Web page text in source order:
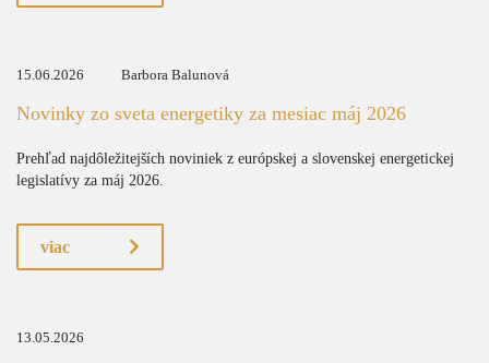
15.06.2026 Barbora Balunová
Novinky zo sveta energetiky za mesiac máj 2026
Prehľad najdôležitejších noviniek z európskej a slovenskej energetickej
legislatívy za máj 2026.
viac
13.05.2026